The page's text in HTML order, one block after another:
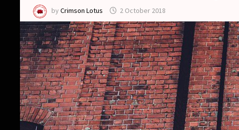
byCrimson Lotus 2 October 2018